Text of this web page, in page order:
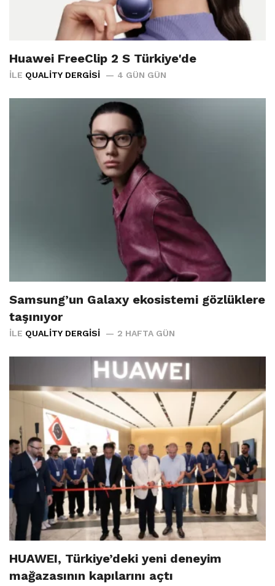
Huawei FreeClip 2 S Türkiye'de
İLE QUALITY DERGISI 4 GÜN GÜN
Samsung’un Galaxy ekosistemi gözlüklere
taşınıyor
İLE QUALITY DERGISI 2 HAFTA GÜN
HUAWEI, Türkiye’deki yeni deneyim
mağazasının kapılarını açtı